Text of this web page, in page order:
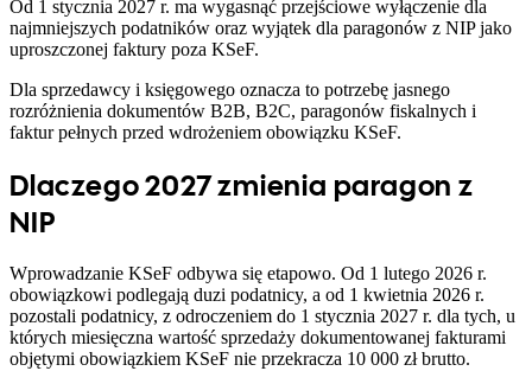
Od 1 stycznia 2027 r. ma wygasnąć przejściowe wyłączenie dla
najmniejszych podatników oraz wyjątek dla paragonów z NIP jako
uproszczonej faktury poza KSeF.
Dla sprzedawcy i księgowego oznacza to potrzebę jasnego
rozróżnienia dokumentów B2B, B2C, paragonów fiskalnych i
faktur pełnych przed wdrożeniem obowiązku KSeF.
Dlaczego 2027 zmienia paragon z
NIP
Wprowadzanie KSeF odbywa się etapowo. Od 1 lutego 2026 r.
obowiązkowi podlegają duzi podatnicy, a od 1 kwietnia 2026 r.
pozostali podatnicy, z odroczeniem do 1 stycznia 2027 r. dla tych, u
których miesięczna wartość sprzedaży dokumentowanej fakturami
objętymi obowiązkiem KSeF nie przekracza 10 000 zł brutto.